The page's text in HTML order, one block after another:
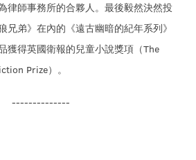
律師事務所的合夥人。最後毅然決然投
兄弟》在內的《遠古幽暗的紀年系列》
獲得英國衛報的兒童小說獎項（The
Prize）。
--------------